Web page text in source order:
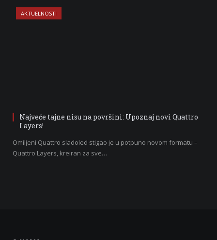
AKTUELNOSTI
Najveće tajne nisu na površini: Upoznaj novi Quattro
Layers!
Omiljeni Quattro sladoled stigao je u potpuno novom formatu –
Quattro Layers, kreiran za sve…